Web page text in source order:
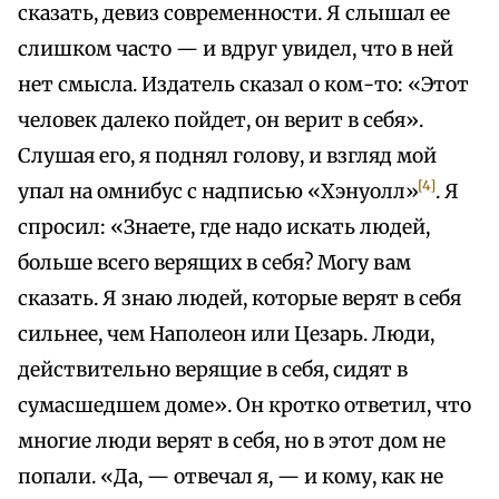
сказать, девиз современности. Я слышал ее
слишком часто — и вдруг увидел, что в ней
нет смысла. Издатель сказал о ком-то: «Этот
человек далеко пойдет, он верит в себя».
Слушая его, я поднял голову, и взгляд мой
упал на омнибус с надписью «Хэнуолл»[4]. Я
спросил: «Знаете, где надо искать людей,
больше всего верящих в себя? Могу вам
сказать. Я знаю людей, которые верят в себя
сильнее, чем Наполеон или Цезарь. Люди,
действительно верящие в себя, сидят в
сумасшедшем доме». Он кротко ответил, что
многие люди верят в себя, но в этот дом не
попали. «Да, — отвечал я, — и кому, как не